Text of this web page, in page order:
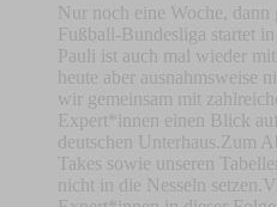
Nur noch eine Woche, dann
Fußball-Bundesliga startet
Pauli ist auch mal wieder
heute aber ausnahmsweise
wir gemeinsam mit
Expert*innen einen Blick
deutschen Unterhaus.Zum
Takes sowie unseren
nicht in die Nesseln